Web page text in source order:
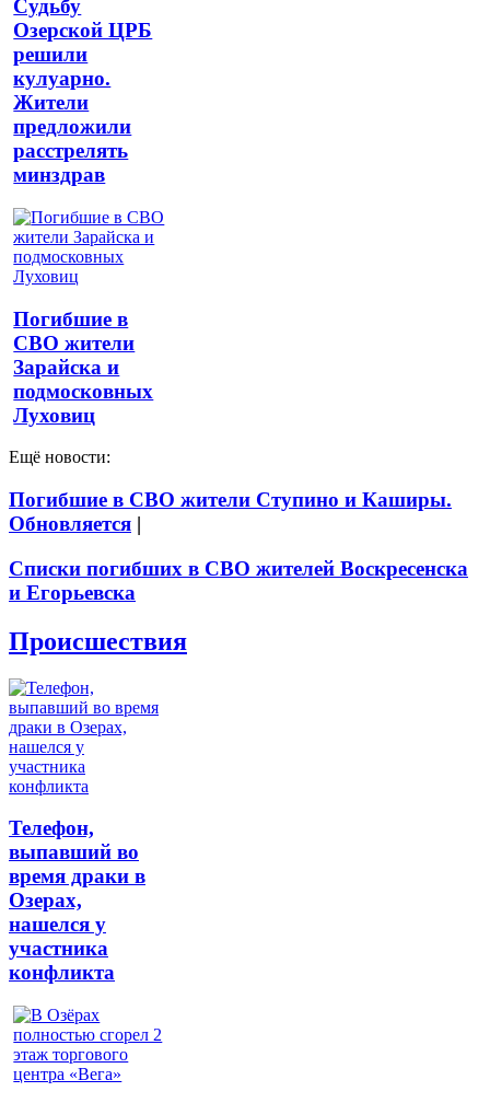
Судьбу
Озерской ЦРБ
решили
кулуарно.
Жители
предложили
расстрелять
минздрав
Погибшие в
СВО жители
Зарайска и
подмосковных
Луховиц
Ещё новости:
Погибшие в СВО жители Ступино и Каширы.
Обновляется |
Списки погибших в СВО жителей Воскресенска
и Егорьевска
Происшествия
Телефон,
выпавший во
время драки в
Озерах,
нашелся у
участника
конфликта